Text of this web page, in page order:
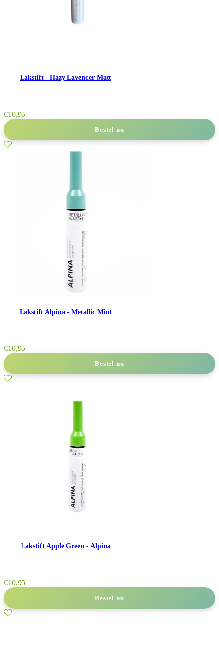
Lakstift - Hazy Lavender Matt
€10,95
Bestel nu
Lakstift Alpina - Metallic Mint
€10,95
Bestel nu
Lakstift Apple Green - Alpina
€10,95
Bestel nu